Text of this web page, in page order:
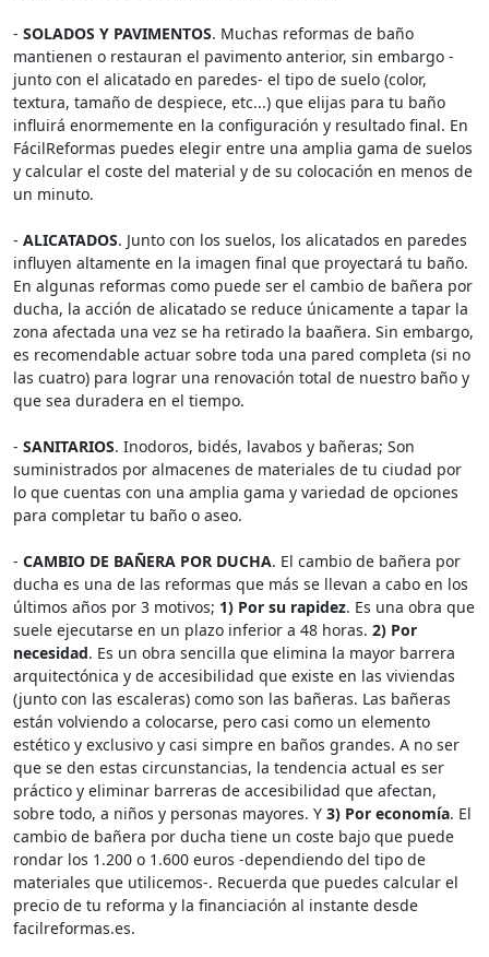
- SOLADOS Y PAVIMENTOS. Muchas reformas de baño
mantienen o restauran el pavimento anterior, sin embargo -
junto con el alicatado en paredes- el tipo de suelo (color,
textura, tamaño de despiece, etc...) que elijas para tu baño
influirá enormemente en la configuración y resultado final. En
FácilReformas puedes elegir entre una amplia gama de suelos
y calcular el coste del material y de su colocación en menos de
un minuto.
- ALICATADOS. Junto con los suelos, los alicatados en paredes
influyen altamente en la imagen final que proyectará tu baño.
En algunas reformas como puede ser el cambio de bañera por
ducha, la acción de alicatado se reduce únicamente a tapar la
zona afectada una vez se ha retirado la baañera. Sin embargo,
es recomendable actuar sobre toda una pared completa (si no
las cuatro) para lograr una renovación total de nuestro baño y
que sea duradera en el tiempo.
- SANITARIOS. Inodoros, bidés, lavabos y bañeras; Son
suministrados por almacenes de materiales de tu ciudad por
lo que cuentas con una amplia gama y variedad de opciones
para completar tu baño o aseo.
- CAMBIO DE BAÑERA POR DUCHA. El cambio de bañera por
ducha es una de las reformas que más se llevan a cabo en los
últimos años por 3 motivos; 1) Por su rapidez. Es una obra que
suele ejecutarse en un plazo inferior a 48 horas. 2) Por
necesidad. Es un obra sencilla que elimina la mayor barrera
arquitectónica y de accesibilidad que existe en las viviendas
(junto con las escaleras) como son las bañeras. Las bañeras
están volviendo a colocarse, pero casi como un elemento
estético y exclusivo y casi simpre en baños grandes. A no ser
que se den estas circunstancias, la tendencia actual es ser
práctico y eliminar barreras de accesibilidad que afectan,
sobre todo, a niños y personas mayores. Y 3) Por economía. El
cambio de bañera por ducha tiene un coste bajo que puede
rondar los 1.200 o 1.600 euros -dependiendo del tipo de
materiales que utilicemos-. Recuerda que puedes calcular el
precio de tu reforma y la financiación al instante desde
facilreformas.es.